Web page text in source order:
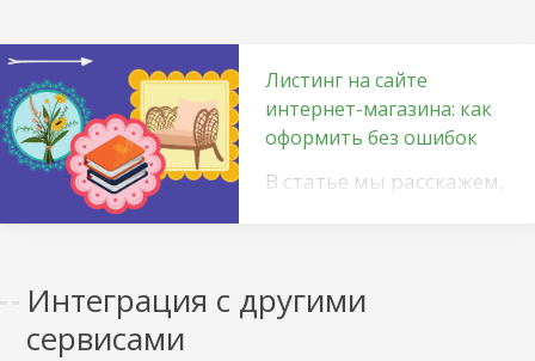
Листинг на сайте
интернет-магазина: как
оформить без ошибок
В статье мы расскажем,
магазина, какие
Интеграция с другими
сервисами